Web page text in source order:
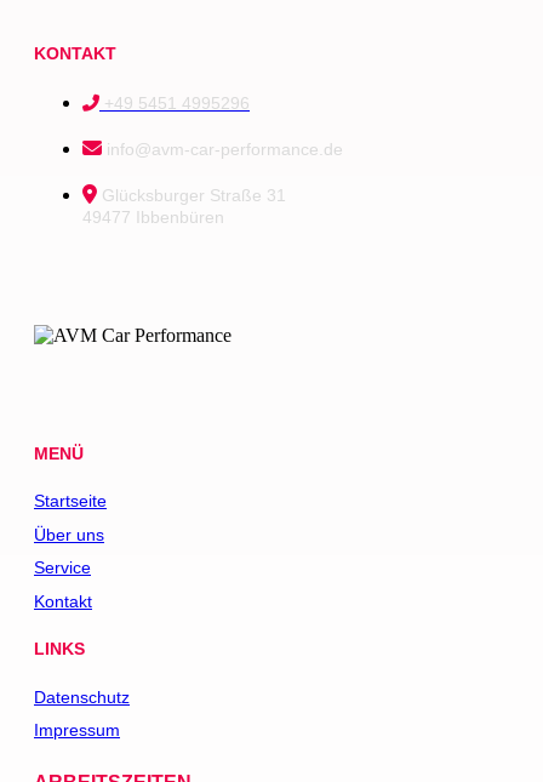
KONTAKT
+49 5451 4995296
info@avm-car-performance.de
Glücksburger Straße 31
49477 Ibbenbüren
MENÜ
Startseite
Über uns
Service
Kontakt
LINKS
Datenschutz
Impressum